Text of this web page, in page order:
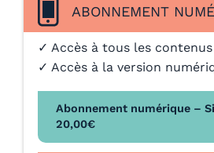
ABONNEMENT
✓ Accès à tous les
✓ Accès à la version
Abonnement numérique –
20,00€